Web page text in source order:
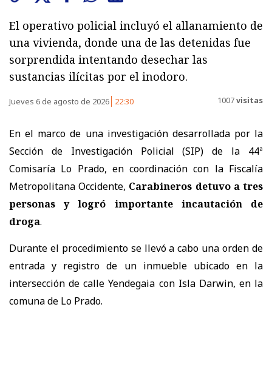
El operativo policial incluyó el allanamiento de
una vivienda, donde una de las detenidas fue
sorprendida intentando desechar las
sustancias ilícitas por el inodoro.
Jueves 6 de agosto de 2026 22:30 1007visitas
En el marco de una investigación desarrollada por la
Sección de Investigación Policial (SIP) de la 44ª
Comisaría Lo Prado, en coordinación con la Fiscalía
Metropolitana Occidente, Carabineros detuvo a tres
personas y logró importante incautación de
droga.
Durante el procedimiento se llevó a cabo una orden de
entrada y registro de un inmueble ubicado en la
intersección de calle Yendegaia con Isla Darwin, en la
comuna de Lo Prado.